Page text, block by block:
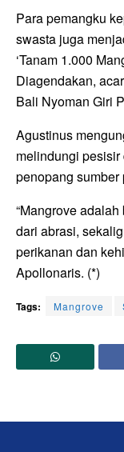
Para pemangku
swasta juga
‘Tanam 1.000
Diagendakan,
Bali Nyoman Giri
Agustinus
melindungi
penopang
“Mangrove
dari abrasi,
perikanan dan
Apollonaris. (*)
Tags: Mangrove